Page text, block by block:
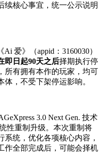
续核心事宜，统一公示说明
爱》（appid：3160030）
即日起90天之后择期执行停
所有拥有本作的玩家，均可
，不受下架停运影响。
3.0 Next Gen. 技术
性重制升级。本次重制将
统，优化各项核心内容，
作全部完成后，可能会择机